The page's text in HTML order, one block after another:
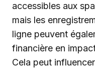
accessibles aux
mais les
ligne peuvent
financière en
Cela peut